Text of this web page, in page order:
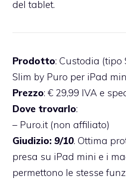
del tablet.
Prodotto: Custodia (tipo
Slim by Puro per iPad
Prezzo:€ 29,99 IVA e
Dove trovarlo:
– Puro.it (non affiliato)
Giudizio: 9/10. Ottima
presa su iPad mini e i
permettono le stesse